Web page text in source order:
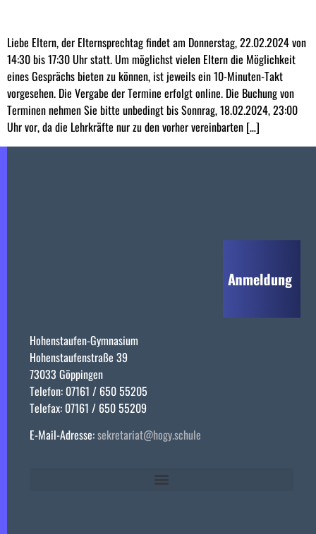
Liebe Eltern, der Elternsprechtag findet am Donnerstag, 22.02.2024 von
14:30 bis 17:30 Uhr statt. Um möglichst vielen Eltern die Möglichkeit
eines Gesprächs bieten zu können, ist jeweils ein 10-Minuten-Takt
vorgesehen. Die Vergabe der Termine erfolgt online. Die Buchung von
Terminen nehmen Sie bitte unbedingt bis Sonnrag, 18.02.2024, 23:00
Uhr vor, da die Lehrkräfte nur zu den vorher vereinbarten […]
Hohenstaufen-Gymnasium
Hohenstaufenstraße 39
73033 Göppingen
Telefon: 07161 / 650 55205
Telefax: 07161 / 650 55209
E-Mail-Adresse:sekretariat@hogy.schule